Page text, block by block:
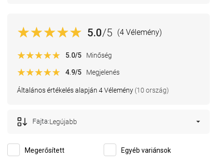
5.0/5 (4 Vélemény)
Általános értékelés alapján 4 Vélemény (10 ország)
5.0/5 Minőség
4.9/5 Megjelenés
Megerősített Egyéb variánsok
Fajta:Legújabb